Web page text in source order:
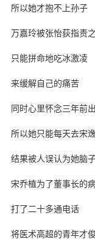
所以她才抱不上孙子
万嘉玲被张怡荻指责
只能拼命地吃冰激凌
来缓解自己的痛苦
同时心里怀念三年前
所以她只能每天去宋
结果被人误认为她脑
宋乔植为了董事长的
打了二十多通电话
将医术高超的青年才